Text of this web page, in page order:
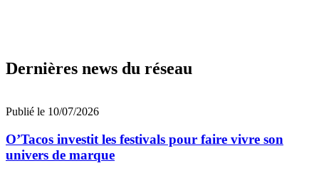
Dernières news du réseau
Publié le 10/07/2026
O’Tacos investit les festivals pour faire vivre son
univers de marque